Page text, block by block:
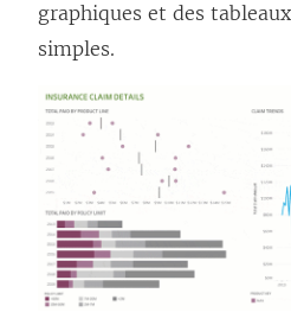
graphiques et des
simples.